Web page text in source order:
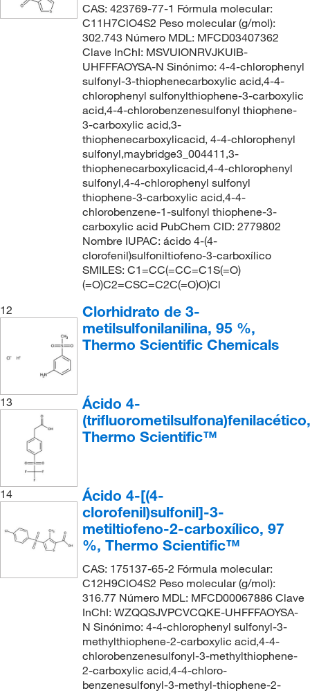
CAS: 423769-77-1 Fórmula molecular:
C11H7ClO4S2 Peso molecular (g/mol):
302.743 Número MDL: MFCD03407362
Clave InChI: MSVUIONRVJKUIB-
UHFFFAOYSA-N Sinónimo: 4-4-chlorophenyl
sulfonyl-3-thiophenecarboxylic acid,4-4-
chlorophenyl sulfonylthiophene-3-carboxylic
acid,4-4-chlorobenzenesulfonyl thiophene-
3-carboxylic acid,3-
thiophenecarboxylicacid, 4-4-chlorophenyl
sulfonyl,maybridge3_004411,3-
thiophenecarboxylicacid,4-4-chlorophenyl
sulfonyl,4-4-chlorophenyl sulfonyl
thiophene-3-carboxylic acid,4-4-
chlorobenzene-1-sulfonyl thiophene-3-
carboxylic acid PubChem CID: 2779802
Nombre IUPAC: ácido 4-(4-
clorofenil)sulfoniltiofeno-3-carboxílico
SMILES: C1=CC(=CC=C1S(=O)
(=O)C2=CSC=C2C(=O)O)Cl
12
Clorhidrato de 3-
metilsulfonilanilina, 95 %,
Thermo Scientific Chemicals
13
Ácido 4-
(trifluorometilsulfona)fenilacético,
Thermo Scientific™
14
Ácido 4-[(4-
clorofenil)sulfonil]-3-
metiltiofeno-2-carboxílico, 97
%, Thermo Scientific™
CAS: 175137-65-2 Fórmula molecular:
C12H9ClO4S2 Peso molecular (g/mol):
316.77 Número MDL: MFCD00067886 Clave
InChI: WZQQSJVPCVCQKE-UHFFFAOYSA-
N Sinónimo: 4-4-chlorophenyl sulfonyl-3-
methylthiophene-2-carboxylic acid,4-4-
chlorobenzenesulfonyl-3-methylthiophene-
2-carboxylic acid,4-4-chloro-
benzenesulfonyl-3-methyl-thiophene-2-